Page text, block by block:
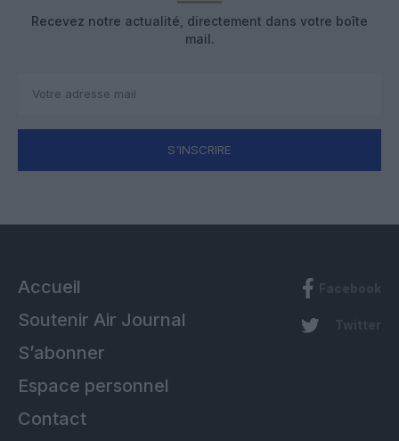
Recevez notre actualité, directement dans votre boîte
mail.
S'INSCRIRE
Accueil
Soutenir Air Journal
S’abonner
Espace personnel
Contact